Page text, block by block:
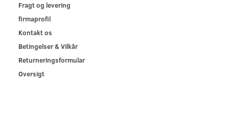
Fragt og levering
firmaprofil
Kontakt os
Betingelser & Vilkår
Returneringsformular
Oversigt